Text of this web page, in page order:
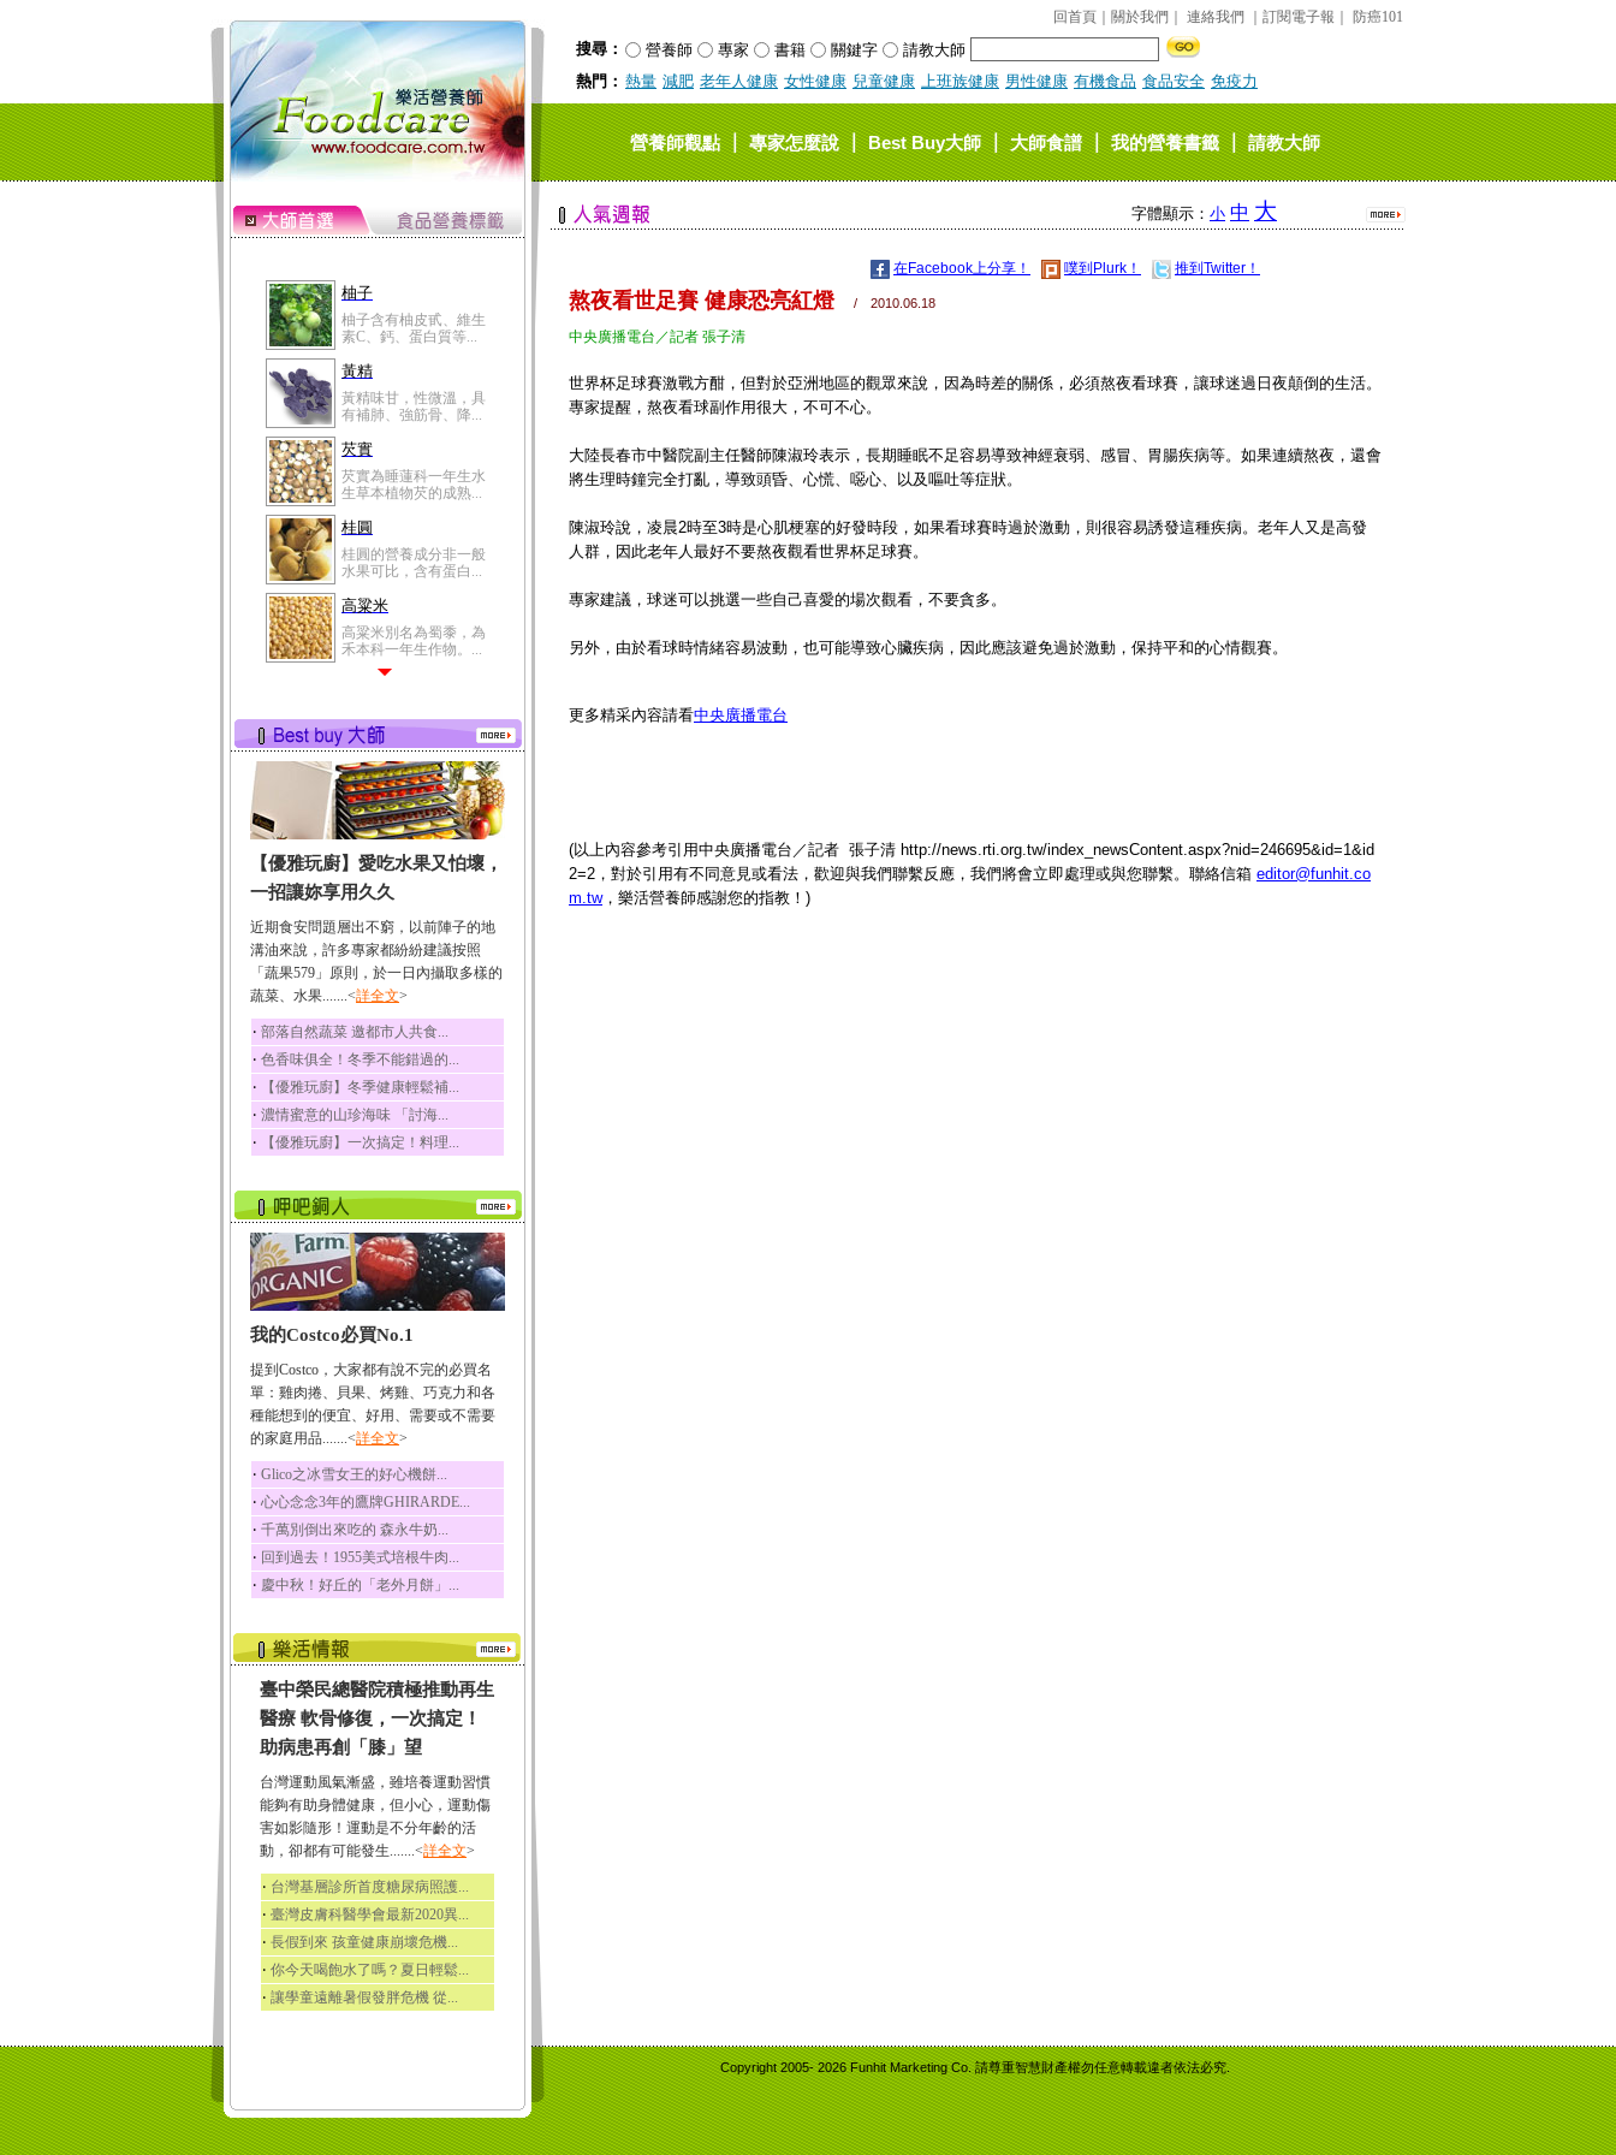
回首頁 關於我們 連絡我們 訂閱電子報 防癌101
搜尋： 營養師 專家 書籍 關鍵字
請教大師
熱門： 熱量 減肥 老年人健康 女性健康 兒童健康 上班族健康 男性健康 有機食品 食品安全 免疫力
營養師觀點｜專家怎麼說｜Best Buy大師｜大師食譜｜我的營養書籤｜請教大師
柚子
柚子含有柚皮甙、維生
素C、鈣、蛋白質等...
黃精
黃精味甘，性微溫，具
有補肺、強筋骨、降...
芡實
芡實為睡蓮科一年生水
生草本植物芡的成熟...
桂圓
桂圓的營養成分非一般
水果可比，含有蛋白...
高粱米
高粱米別名為蜀黍，為
禾本科一年生作物。...
有蛋白質、脂肪、磷...
鮪魚
鮪魚肚肉中的不飽和脂
肪酸內富含EPA和DH...
韭菜
韭菜所含的膳食纖維能
幫助消化與通便；揮...
冬瓜
冬瓜營養價值高，鈉含
量極低是水腫病人的...
豆豉
豆豉裡頭含有營養的蛋
白質、脂肪、鈣、磷...
榛果
榛果裡所含的營養素有
蛋白質、脂肪、醣類...
迷迭香
酸、迷迭香酸、植物...
咖啡
咖啡中的咖啡因會刺激
中樞神經系統，特別...
椰子
椰子含有糖類、脂肪、
荔枝
荔枝性質溫和所含的營
養素有醣類、檸檬酸...
五味子
五味子性質溫熱所含營
養成分有揮發油、檸...
草魚
草魚含有維生素A、維生
素C、及豐富的蛋白...
【優雅玩廚】愛吃水果又怕壞，
一招讓妳享用久久
近期食安問題層出不窮，以前陣子的地
溝油來說，許多專家都紛紛建議按照
「蔬果579」原則，於一日內攝取多樣的
蔬菜、水果.......<詳全文>
‧ 部落自然蔬菜 邀都市人共食...
‧ 色香味俱全！冬季不能錯過的...
‧ 【優雅玩廚】冬季健康輕鬆補...
‧ 濃情蜜意的山珍海味 「討海...
‧ 【優雅玩廚】一次搞定！料理...
我的Costco必買No.1
提到Costco，大家都有說不完的必買名
單：雞肉捲、貝果、烤雞、巧克力和各
種能想到的便宜、好用、需要或不需要
的家庭用品.......<詳全文>
‧ Glico之冰雪女王的好心機餅...
‧ 心心念念3年的鷹牌GHIRARDE...
‧ 千萬別倒出來吃的 森永牛奶...
‧ 回到過去！1955美式培根牛肉...
‧ 慶中秋！好丘的「老外月餅」...
臺中榮民總醫院積極推動再生
醫療 軟骨修復，一次搞定！
助病患再創「膝」望
台灣運動風氣漸盛，雖培養運動習慣
能夠有助身體健康，但小心，運動傷
害如影隨形！運動是不分年齡的活
動，卻都有可能發生.......<詳全文>
‧ 台灣基層診所首度糖尿病照護...
‧ 臺灣皮膚科醫學會最新2020異...
‧ 長假到來 孩童健康崩壞危機...
‧ 你今天喝飽水了嗎？夏日輕鬆...
‧ 讓學童遠離暑假發胖危機 從...
字體顯示： 小 中 大
在Facebook上分享！ 噗到Plurk！ 推到Twitter！
熬夜看世足賽 健康恐亮紅燈 / 2010.06.18
中央廣播電台／記者 張子清
世界杯足球賽激戰方酣，但對於亞洲地區的觀眾來說，因為時差的關係，必須熬夜看球賽，讓球迷過日夜顛倒的生活。
專家提醒，熬夜看球副作用很大，不可不心。
大陸長春市中醫院副主任醫師陳淑玲表示，長期睡眠不足容易導致神經衰弱、感冒、胃腸疾病等。如果連續熬夜，還會
將生理時鐘完全打亂，導致頭昏、心慌、噁心、以及嘔吐等症狀。
陳淑玲說，凌晨2時至3時是心肌梗塞的好發時段，如果看球賽時過於激動，則很容易誘發這種疾病。老年人又是高發
人群，因此老年人最好不要熬夜觀看世界杯足球賽。
專家建議，球迷可以挑選一些自己喜愛的場次觀看，不要貪多。
另外，由於看球時情緒容易波動，也可能導致心臟疾病，因此應該避免過於激動，保持平和的心情觀賽。
更多精采內容請看中央廣播電台
(以上內容參考引用中央廣播電台／記者 張子清 http://news.rti.org.tw/index_newsContent.aspx?nid=246695&id=1&id
2=2，對於引用有不同意見或看法，歡迎與我們聯繫反應，我們將會立即處理或與您聯繫。聯絡信箱 editor@funhit.co
m.tw，樂活營養師感謝您的指教！)
Copyright 2005-2026 Funhit Marketing Co. 請尊重智慧財產權勿任意轉載違者依法必究.